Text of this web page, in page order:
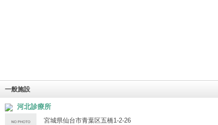
一般施設
河北診療所
宮城県仙台市青葉区五橋1-2-26